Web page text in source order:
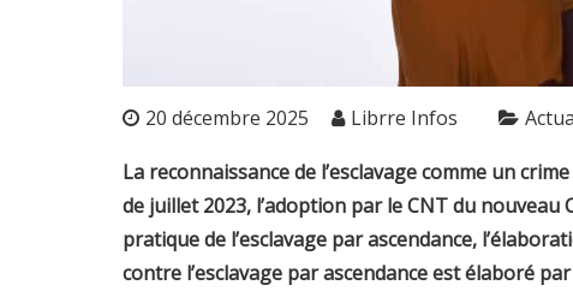
20 décembre 2025 Librre Infos
La reconnaissance de l’esclavage comme un
de juillet 2023, l’adoption par le CNT du
pratique de l’esclavage par ascendance,
contre l’esclavage par ascendance est élaboré